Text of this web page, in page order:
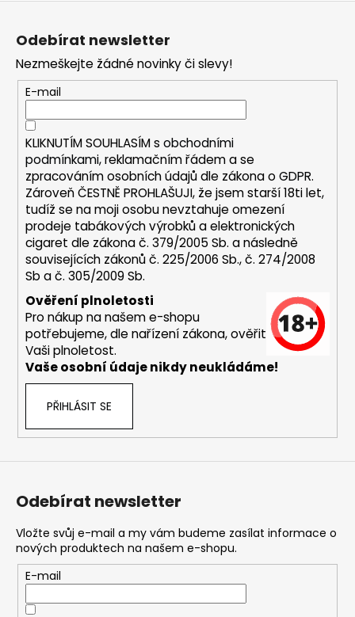
j
í
t
?
HLEDAT
D
o
u
m
e
DEKANG
MENTOL
6MG
169
Kč
Původně:
Kč
Odebírat newsletter
Nezmeškejte žádné novinky či slevy!
E-mail
KLIKNUTÍM SOUHLASÍM s obchodními
podmínkami,reklamačním řádem a se
zpracováním osobních údajů dle zákona oGDPR.
Zároveň ČESTNĚ PROHLAŠUJI, že jsem starší 18ti let,
tudíž se na moji osobu nevztahuje omezení
prodeje tabákových výrobků a elektronických
cigaret dle zákona č. 379/2005 Sb. a následně
souvisejících zákonů č. 225/2006 Sb., č. 274/2008
Sb a č. 305/2009 Sb.
Ověření plnoletosti
Pro nákup na našem e-shopu
potřebujeme, dle nařízení zákona, ověřit
Vaši plnoletost.
Vaše osobní údaje nikdy neukládáme!
PŘIHLÁSIT SE
Odebírat newsletter
Vložte svůj e-mail a my vám budeme zasílat informace o
nových produktech na našem e-shopu.
E-mail